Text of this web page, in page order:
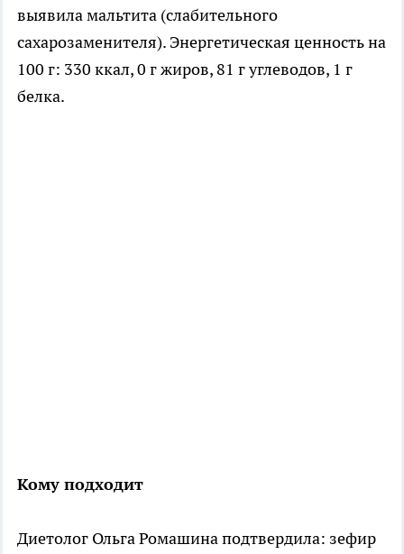
выявила мальтита (слабительного
сахарозаменителя). Энергетическая ценность на
100 г: 330 ккал, 0 г жиров, 81 г углеводов, 1 г
белка.
Кому подходит
Диетолог Ольга Ромашина подтвердила: зефир